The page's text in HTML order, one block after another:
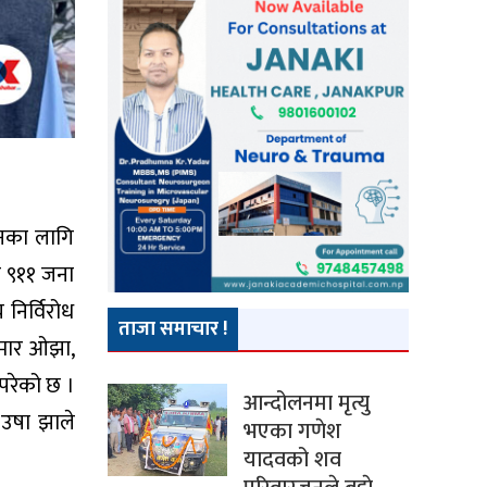
लागि
जना
ओझा,
छ ।
झाले
ताजा समाचार !
आन्दोलनमा मृत्यु
भएका गणेश
यादवको शव